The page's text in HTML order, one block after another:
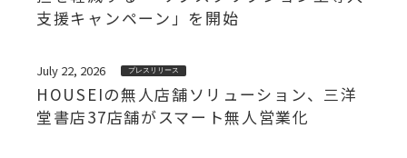
支援キャンペーン」を開始
July 22, 2026 プレスリリース
HOUSEIの無人店舗ソリューション、三洋
堂書店37店舗がスマート無人営業化